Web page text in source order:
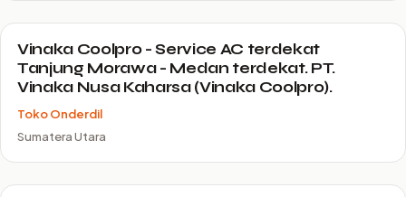
Vinaka Coolpro - Service AC terdekat
Tanjung Morawa - Medan terdekat. PT.
Vinaka Nusa Kaharsa (Vinaka Coolpro).
Toko Onderdil
Sumatera Utara